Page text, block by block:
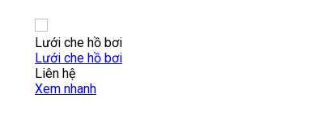
Lưới che hồ bơi
Lưới che hồ bơi
Liên hệ
Xem nhanh